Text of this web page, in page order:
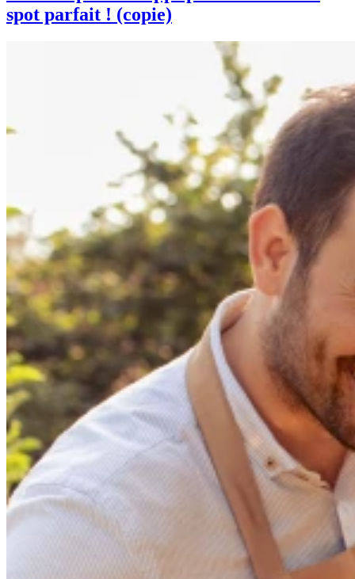
spot parfait ! (copie)